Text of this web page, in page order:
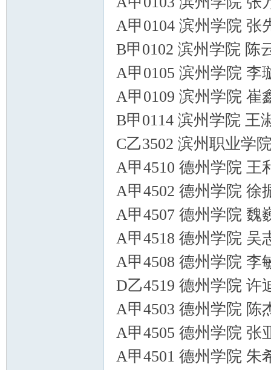
A甲0104 滨州学院 张
B甲0102 滨州学院 陈
A甲0105 滨州学院 李
A甲0109 滨州学院 崔
B甲0114 滨州学院 王
C乙3502 滨州职业学
A甲4510 德州学院 王
A甲4502 德州学院 徐
A甲4507 德州学院 魏
A甲4518 德州学院 吴
A甲4508 德州学院 李
D乙4519 德州学院 许
A甲4503 德州学院 陈
A甲4505 德州学院 张
A甲4501 德州学院 朱